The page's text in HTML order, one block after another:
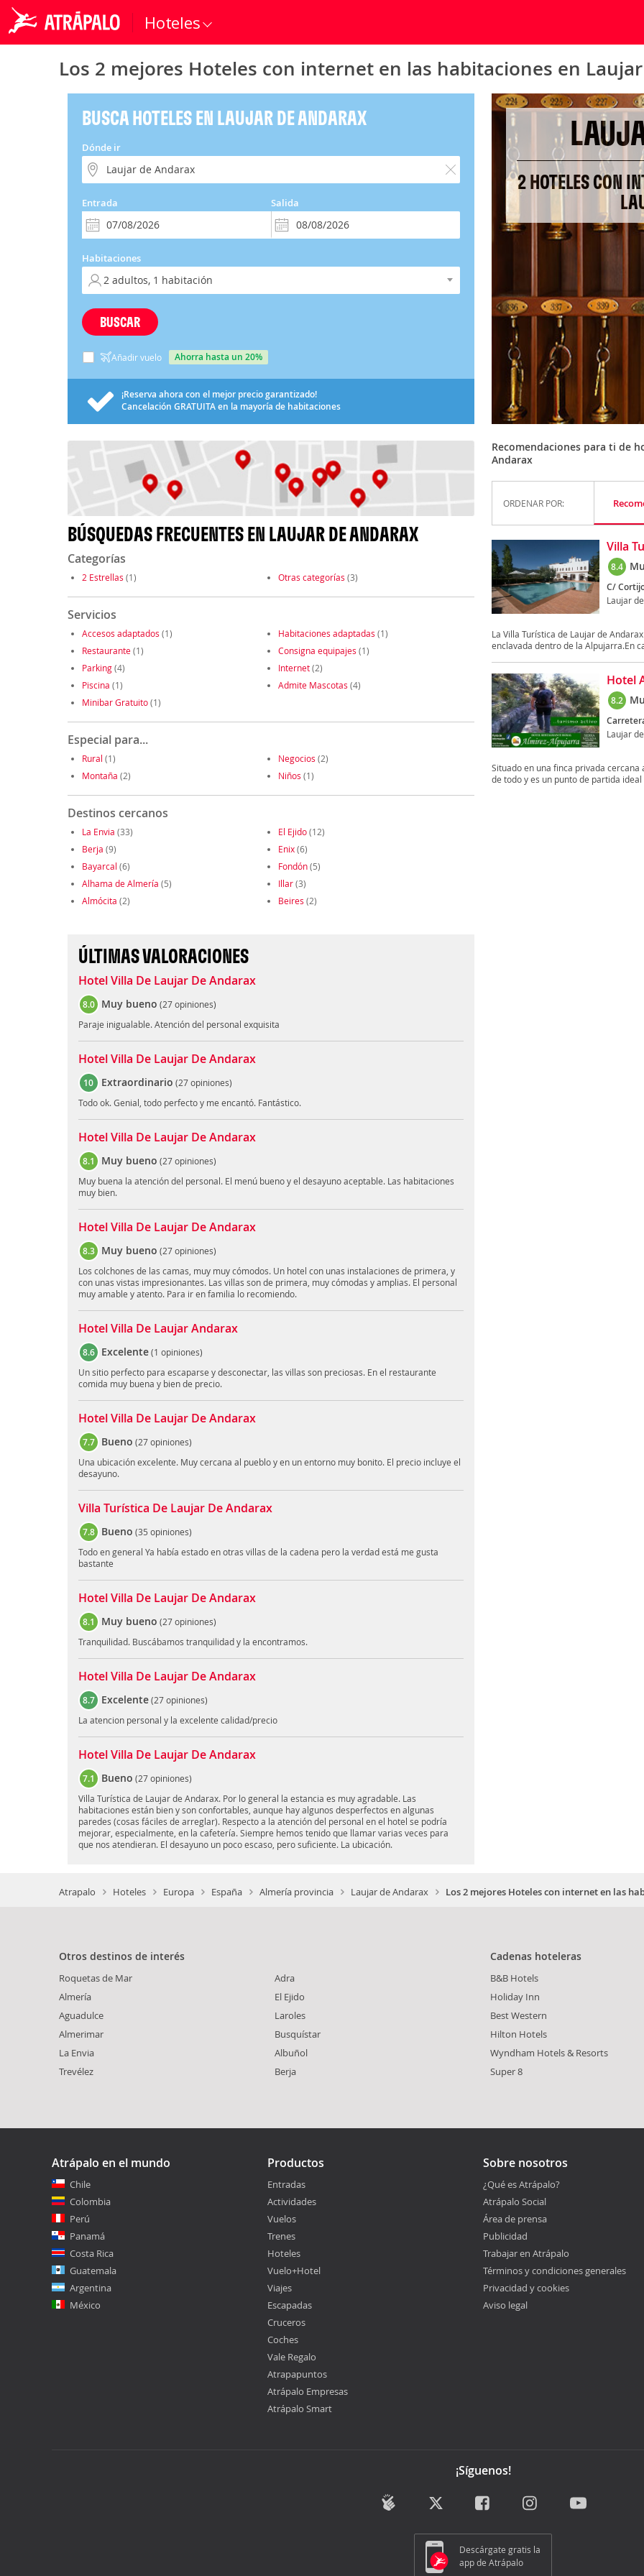
Hoteles
Los 2 mejores Hoteles con internet en las habitaciones en
BUSCA HOTELES EN LAUJAR DE ANDARAX
Dónde ir
Entrada Salida
Habitaciones
BUSCAR
Añadir vuelo ahorra hasta un 20%
¡Reserva ahora con el mejor precio garantizado!
Cancelación GRATUITAen la mayoría de habitaciones
BÚSQUEDAS FRECUENTES EN LAUJAR DE ANDARAX
Categorías
2 Estrellas (1) Otras categorías (3)
Servicios
Accesos adaptados (1) Habitaciones adaptadas (1)
Restaurante(1) Consigna equipajes (1)
Parking(4) Internet(2)
Piscina (1) Admite Mascotas (4)
Minibar Gratuito(1)
Especial para...
Rural (1) Negocios (2)
Montaña (2) Niños (1)
Destinos cercanos
La Envia (33) El Ejido(12)
Berja (9) Enix(6)
Bayarcal (6) Fondón(5)
Alhama de Almería (5) Illar(3)
Almócita (2) Beires (2)
ÚLTIMAS VALORACIONES
Hotel Villa De Laujar De Andarax
8.0 Muy bueno (27 opiniones)
Paraje inigualable. Atención del personal exquisita
Hotel Villa De Laujar De Andarax
10 Extraordinario (27 opiniones)
Todo ok. Genial, todo perfecto y me encantó. Fantástico.
Hotel Villa De Laujar De Andarax
8.1 Muy bueno (27 opiniones)
Muy buena la atención del personal. El menú bueno y el desayuno aceptable. Las habitaciones
muy bien.
Hotel Villa De Laujar De Andarax
8.3 Muy bueno (27 opiniones)
Los colchones de las camas, muy muy cómodos. Un hotel con unas instalaciones de primera, y
con unas vistas impresionantes. Las villas son de primera, muy cómodas y amplias. El personal
muy amable y atento. Para ir en familia lo recomiendo.
Hotel Villa De Laujar Andarax
8.6 Excelente(1 opiniones)
Un sitio perfecto para escaparse y desconectar, las villas son preciosas. En el restaurante
comida muy buena y bien de precio.
Hotel Villa De Laujar De Andarax
7.7 Bueno (27 opiniones)
Una ubicación excelente. Muy cercana al pueblo y en un entorno muy bonito. El precio incluye el
desayuno.
Villa Turística De Laujar De Andarax
7.8 Bueno (35 opiniones)
Todo en general Ya había estado en otras villas de la cadena pero la verdad está me gusta
bastante
Hotel Villa De Laujar De Andarax
8.1 Muy bueno (27 opiniones)
Tranquilidad. Buscábamos tranquilidad y la encontramos.
Hotel Villa De Laujar De Andarax
8.7 Excelente(27 opiniones)
La atencion personal y la excelente calidad/precio
Hotel Villa De Laujar De Andarax
7.1 Bueno (27 opiniones)
Villa Turística de Laujar de Andarax. Por lo general la estancia es muy agradable. Las
habitaciones están bien y son confortables, aunque hay algunos desperfectos en algunas
paredes (cosas fáciles de arreglar). Respecto a la atención del personal en el hotel se podría
mejorar, especialmente, en la cafetería. Siempre hemos tenido que llamar varias veces para
que nos atendieran. El desayuno un poco escaso, pero suficiente. La ubicación.
2 HOTELES CON
Recomendaciones para ti de
Andarax
ORDENAR POR:
Villa
8.4
C/
Laujar
La Villa Turística de Laujar de
enclavada dentro de la Alpujarra.En
Hotel
8.2
Laujar
Situado en una finca privada
de todo y es un punto de partida ideal
Atrapalo Hoteles Europa España Almería provincia Laujar de Andarax Los 2 mejores Hoteles con internet en las
Otros destinos de interés
Roquetas de Mar
Almería
Aguadulce
Almerimar
La Envia
Trevélez
Adra
El Ejido
Laroles
Busquístar
Albuñol
Berja
Cadenas hoteleras
B&B Hotels
Holiday Inn
Best Western
Hilton Hotels
Wyndham Hotels & Resorts
Super 8
Atrápalo en el mundo
Chile
Colombia
Perú
Panamá
Costa Rica
Guatemala
Argentina
México
Productos
Entradas
Actividades
Vuelos
Trenes
Hoteles
Vuelo+Hotel
Viajes
Escapadas
Cruceros
Coches
Vale Regalo
Atrapapuntos
Atrápalo Empresas
Atrápalo Smart
Sobre nosotros
¿Qué es Atrápalo?
Atrápalo Social
Área de prensa
Publicidad
Trabajar en Atrápalo
Términos y condiciones generales
Privacidad y cookies
Aviso legal
¡Síguenos!
Descárgate gratis la
app de Atrápalo